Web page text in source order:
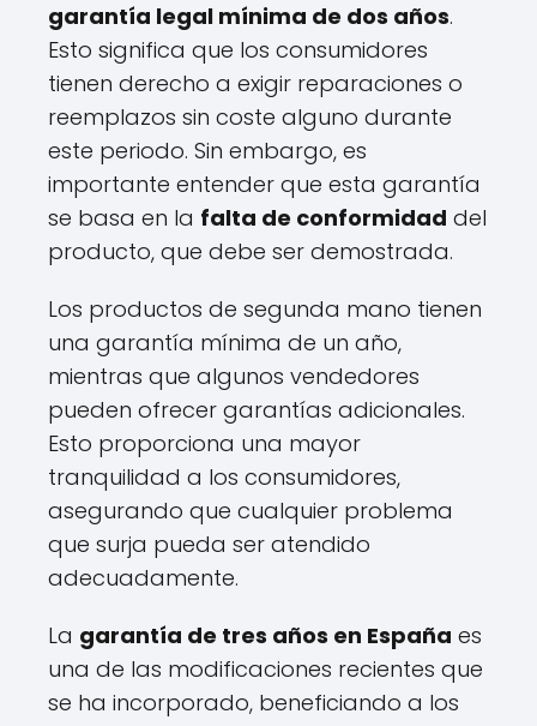
garantía legal mínima de dos años.
Esto significa que los consumidores
tienen derecho a exigir reparaciones o
reemplazos sin coste alguno durante
este periodo. Sin embargo, es
importante entender que esta garantía
se basa en la falta de conformidad del
producto, que debe ser demostrada.
Los productos de segunda mano tienen
una garantía mínima de un año,
mientras que algunos vendedores
pueden ofrecer garantías adicionales.
Esto proporciona una mayor
tranquilidad a los consumidores,
asegurando que cualquier problema
que surja pueda ser atendido
adecuadamente.
La garantía de tres años en España es
una de las modificaciones recientes que
se ha incorporado, beneficiando a los